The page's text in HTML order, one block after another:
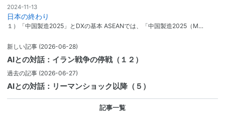
2024-11-13
日本の終わり
１）「中国製造2025」とDXの基本 ASEANでは、「中国製造2025（M…
新しい記事 (2026-06-28)
AIとの対話：イラン戦争の停戦（１２）
過去の記事 (2026-06-27)
AIとの対話：リーマンショック以降（５）
記事一覧